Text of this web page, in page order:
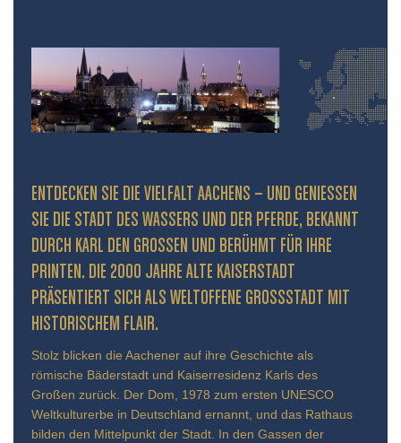
ENTDECKEN SIE DIE VIELFALT AACHENS – UND GENIESSEN S
IE DIE STADT DES WASSERS UND DER PFERDE, BEKANNT D
URCH KARL DEN GROSSEN UND BERÜHMT FÜR IHRE PR
INTEN. DIE 2000 JAHRE ALTE KAISERSTADT PR
ÄSENTIERT SICH ALS WELTOFFENE GROSSSTADT MIT HIS
TORISCHEM FLAIR.
Stolz blicken die Aachener auf ihre Geschichte als
römische Bäderstadt und Kaiserresidenz Karls des
Großen zurück. Der Dom, 1978 zum ersten UNESCO
Weltkulturerbe in Deutschland ernannt, und das Rathaus
bilden den Mittelpunkt der Stadt. In den Gassen der